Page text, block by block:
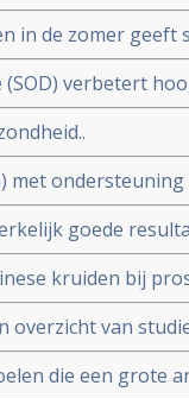
in de zomer geeft
winter of
verbetert
en halsgebied
met
in
goede
van Dr.
kruiden bij
leven en veel
bij elkaar gebracht
overzicht van
van kanker en
die een grote